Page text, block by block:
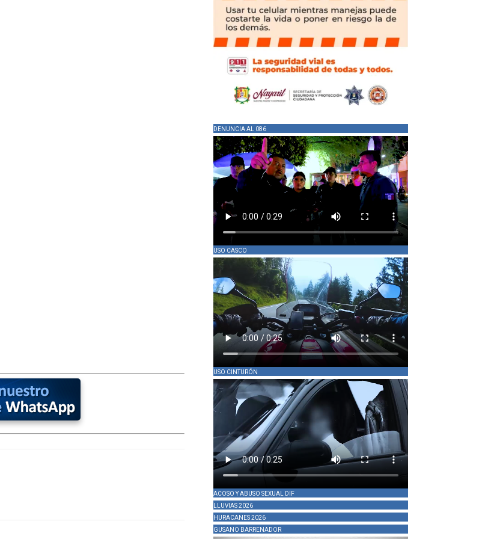
DENUNCIA AL 086
USO CASCO
USO CINTURÓN
ACOSO Y ABUSO SEXUAL DIF
LLUVIAS 2026
HURACANES 2026
GUSANO BARRENADOR